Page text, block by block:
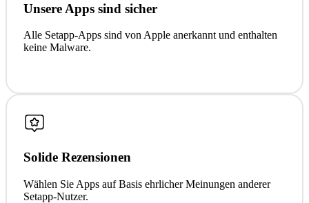
Unsere Apps sind sicher
Alle Setapp-Apps sind von Apple anerkannt und enthalten
keine Malware.
Solide Rezensionen
Wählen Sie Apps auf Basis ehrlicher Meinungen anderer
Setapp-Nutzer.